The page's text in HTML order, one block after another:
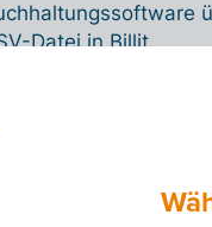
Datei in Billit.